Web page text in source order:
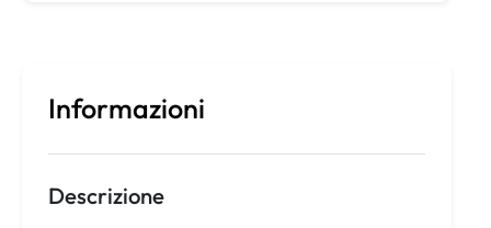
Informazioni
Descrizione